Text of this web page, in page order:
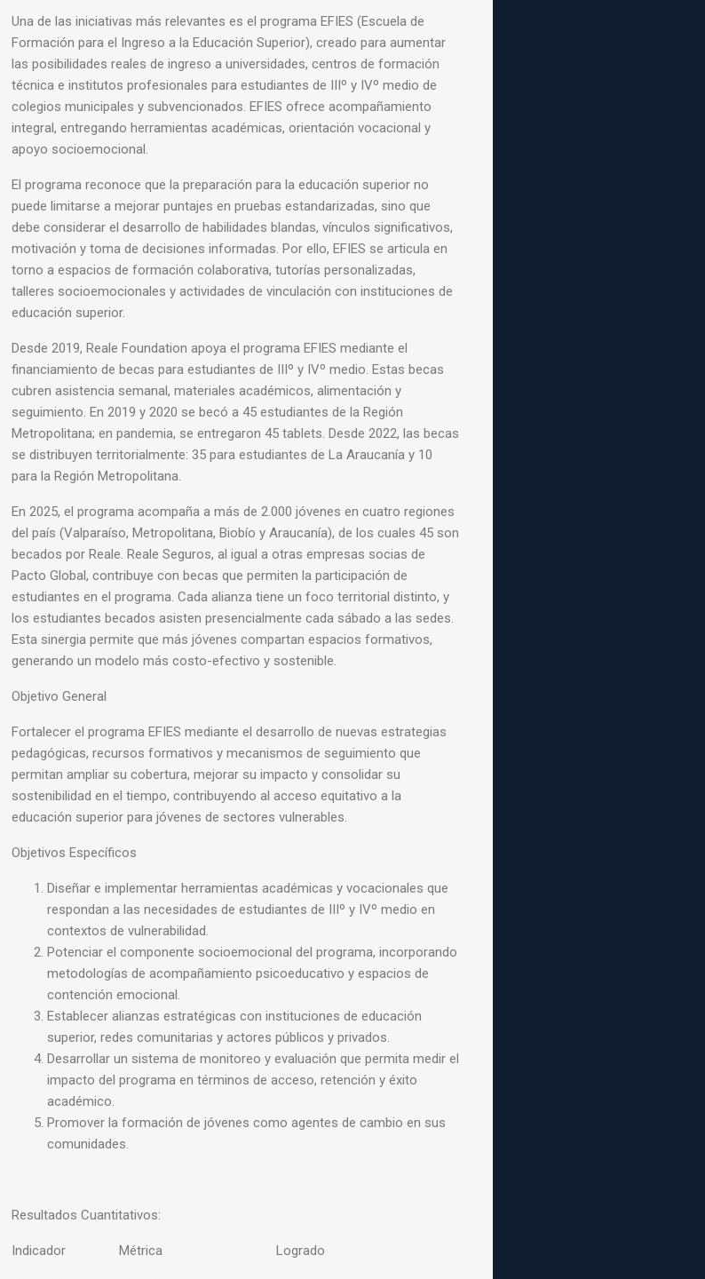
Una de las iniciativas más relevantes es el programa EFIES (Escuela de
Formación para el Ingreso a la Educación Superior), creado para aumentar
las posibilidades reales de ingreso a universidades, centros de formación
técnica e institutos profesionales para estudiantes de IIIº y IVº medio de
colegios municipales y subvencionados. EFIES ofrece acompañamiento
integral, entregando herramientas académicas, orientación vocacional y
apoyo socioemocional.
El programa reconoce que la preparación para la educación superior no
puede limitarse a mejorar puntajes en pruebas estandarizadas, sino que
debe considerar el desarrollo de habilidades blandas, vínculos significativos,
motivación y toma de decisiones informadas. Por ello, EFIES se articula en
torno a espacios de formación colaborativa, tutorías personalizadas,
talleres socioemocionales y actividades de vinculación con instituciones de
educación superior.
Desde 2019, Reale Foundation apoya el programa EFIES mediante el
financiamiento de becas para estudiantes de IIIº y IVº medio. Estas becas
cubren asistencia semanal, materiales académicos, alimentación y
seguimiento. En 2019 y 2020 se becó a 45 estudiantes de la Región
Metropolitana; en pandemia, se entregaron 45 tablets. Desde 2022, las becas
se distribuyen territorialmente: 35 para estudiantes de La Araucanía y 10
para la Región Metropolitana.
En 2025, el programa acompaña a más de 2.000 jóvenes en cuatro regiones
del país (Valparaíso, Metropolitana, Biobío y Araucanía), de los cuales 45 son
becados por Reale. Reale Seguros, al igual a otras empresas socias de
Pacto Global, contribuye con becas que permiten la participación de
estudiantes en el programa. Cada alianza tiene un foco territorial distinto, y
los estudiantes becados asisten presencialmente cada sábado a las sedes.
Esta sinergia permite que más jóvenes compartan espacios formativos,
generando un modelo más costo-efectivo y sostenible.
Objetivo General
Fortalecer el programa EFIES mediante el desarrollo de nuevas estrategias
pedagógicas, recursos formativos y mecanismos de seguimiento que
permitan ampliar su cobertura, mejorar su impacto y consolidar su
sostenibilidad en el tiempo, contribuyendo al acceso equitativo a la
educación superior para jóvenes de sectores vulnerables.
Objetivos Específicos
Diseñar e implementar herramientas académicas y vocacionales que
respondan a las necesidades de estudiantes de IIIº y IVº medio en
contextos de vulnerabilidad.
Potenciar el componente socioemocional del programa, incorporando
metodologías de acompañamiento psicoeducativo y espacios de
contención emocional.
Establecer alianzas estratégicas con instituciones de educación
superior, redes comunitarias y actores públicos y privados.
Desarrollar un sistema de monitoreo y evaluación que permita medir el
impacto del programa en términos de acceso, retención y éxito
académico.
Promover la formación de jóvenes como agentes de cambio en sus
comunidades.
Resultados Cuantitativos:
Indicador Métrica Logrado